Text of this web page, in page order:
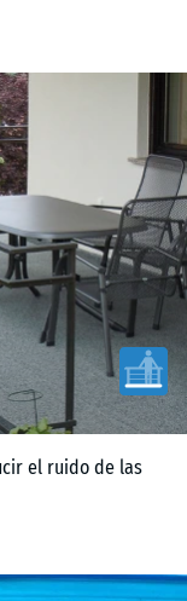
el ruido de las